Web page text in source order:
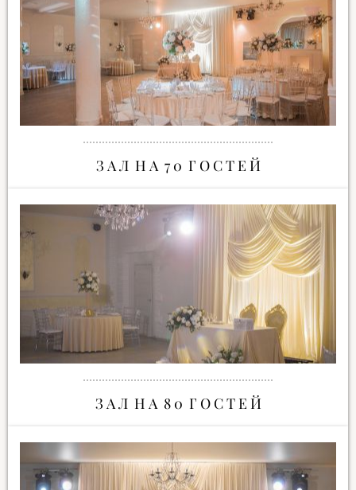
З А Л Н А 7 0 Г О С Т Е Й
З А Л Н А 8 0 Г О С Т Е Й